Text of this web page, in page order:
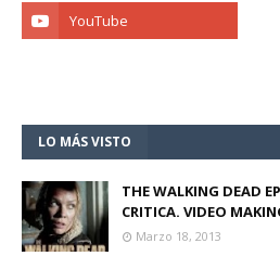
LO MÁS VISTO
THE WALKING DEAD
CRITICA. VIDEO
Marzo 18, 2013